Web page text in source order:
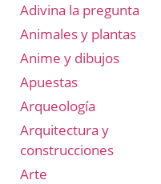
Adivina la pregunta
Animales y plantas
Anime y dibujos
Apuestas
Arqueología
Arquitectura y
construcciones
Arte